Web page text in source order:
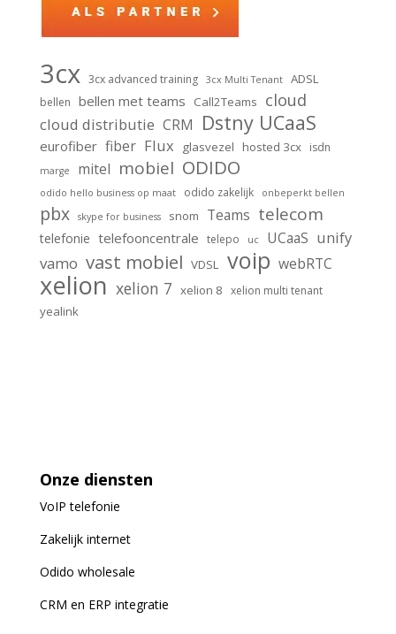
3cx 3cx advanced training 3cx Multi Tenant ADSL
bellen bellen met teams Call2Teams cloud
cloud distributie CRM Dstny UCaaS
eurofiber fiber Flux glasvezel hosted 3cx isdn
marge mitel mobiel ODIDO
odido hello business op maat odido zakelijk onbeperkt bellen
pbx skype for business snom Teams telecom
telefonie telefooncentrale telepo uc UCaaS unify
vamo vast mobiel VDSL voip webRTC
xelion xelion 7 xelion 8 xelion multi tenant
yealink
Onze diensten
VoIPtelefonie
Zakelijk internet
Odido wholesale
CRM en ERP integratie